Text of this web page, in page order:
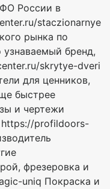
России в
staczionarnye
рынка по
бренд,
skrytye-dveri
для ценников,
быстрее
и чертежи
https://profildoors-
фрезеровка и
uniq Покраска и